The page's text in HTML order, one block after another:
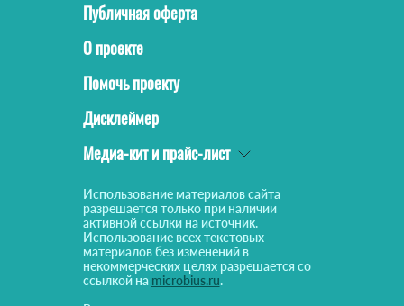
Публичная оферта
О проекте
Помочь проекту
Дисклеймер
Медиа-кит и прайс-лист
Использование материалов сайта
разрешается только при наличии
активной ссылки на источник.
Использование всех текстовых
материалов без изменений в
некоммерческих целях разрешается со
ссылкой на microbius.ru.